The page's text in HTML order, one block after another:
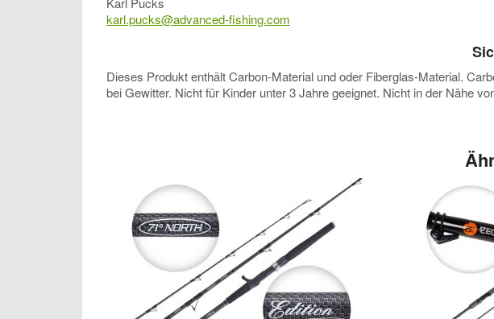
karl.pucks@advanced-fishing.com
Dieses Produkt enthält Carbon-Material und oder Fiberglas-Material.
bei Gewitter. Nicht für Kinder unter 3 Jahre geeignet. Nicht in der Nähe